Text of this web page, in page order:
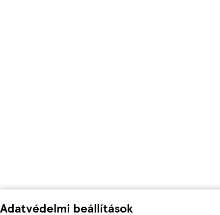
Adatvédelmi beállítások